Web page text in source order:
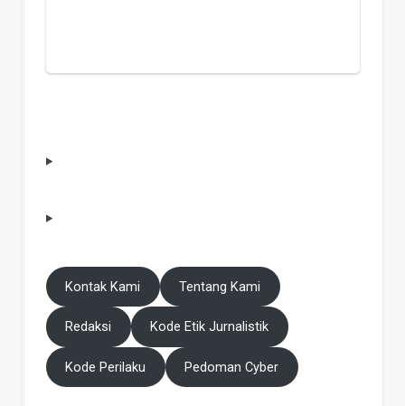
Kontak Kami Tentang Kami
Redaksi Kode Etik Jurnalistik
Kode Perilaku Pedoman Cyber